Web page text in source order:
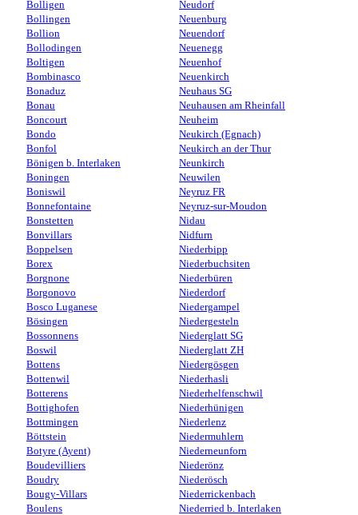
Bolligen
Bollingen
Bollion
Bollodingen
Boltigen
Bombinasco
Bonaduz
Bonau
Boncourt
Bondo
Bonfol
Bönigen b. Interlaken
Boningen
Boniswil
Bonnefontaine
Bonstetten
Bonvillars
Boppelsen
Borex
Borgnone
Borgonovo
Bosco Luganese
Bösingen
Bossonnens
Boswil
Bottens
Bottenwil
Botterens
Bottighofen
Bottmingen
Böttstein
Botyre (Ayent)
Boudevilliers
Boudry
Bougy-Villars
Boulens
Neudorf
Neuenburg
Neuendorf
Neuenegg
Neuenhof
Neuenkirch
Neuhaus SG
Neuhausen am Rheinfall
Neuheim
Neukirch (Egnach)
Neukirch an der Thur
Neunkirch
Neuwilen
Neyruz FR
Neyruz-sur-Moudon
Nidau
Nidfurn
Niederbipp
Niederbuchsiten
Niederbüren
Niederdorf
Niedergampel
Niedergesteln
Niederglatt SG
Niederglatt ZH
Niedergösgen
Niederhasli
Niederhelfenschwil
Niederhünigen
Niederlenz
Niedermuhlern
Niederneunforn
Niederönz
Niederösch
Niederrickenbach
Niederried b. Interlaken